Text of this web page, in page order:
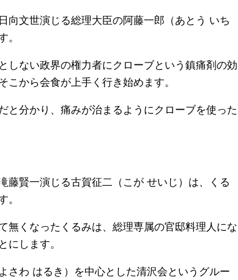
向文世演じる総理大臣の阿藤一郎（あとう いち
。
しない政界の権力者にクローブという鎮痛剤の効
から会食が上手く行き始めます。
と分かり、痛みが治まるようにクローブを使った
藤賢一演じる古賀征二（こが せいじ）は、くる
。
無くなったくるみは、総理専属の官邸料理人にな
にします。
さわ はるき）を中心とした清沢会というグルー